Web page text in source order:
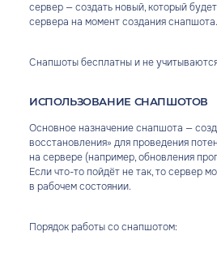
сервер — создать новый, который
сервера на момент создания снапшота.
Снапшоты бесплатны и не
ИСПОЛЬЗОВАНИЕ СНАПШОТОВ
Основное назначение снапшота —
восстановления» для проведения
на сервере (например, обновления
Если что-то пойдёт не так, то сервер
в рабочем состоянии.
Порядок работы со снапшотом: